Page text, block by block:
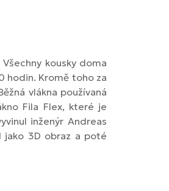
kousky doma
hodin. Kromě toho za
vlákna používaná
Fila Flex, které je
inženýr Andreas
jako 3D obraz a poté